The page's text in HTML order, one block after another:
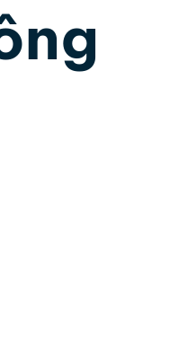
Triết lý sống, giá trị sống
nhân và Dạy con